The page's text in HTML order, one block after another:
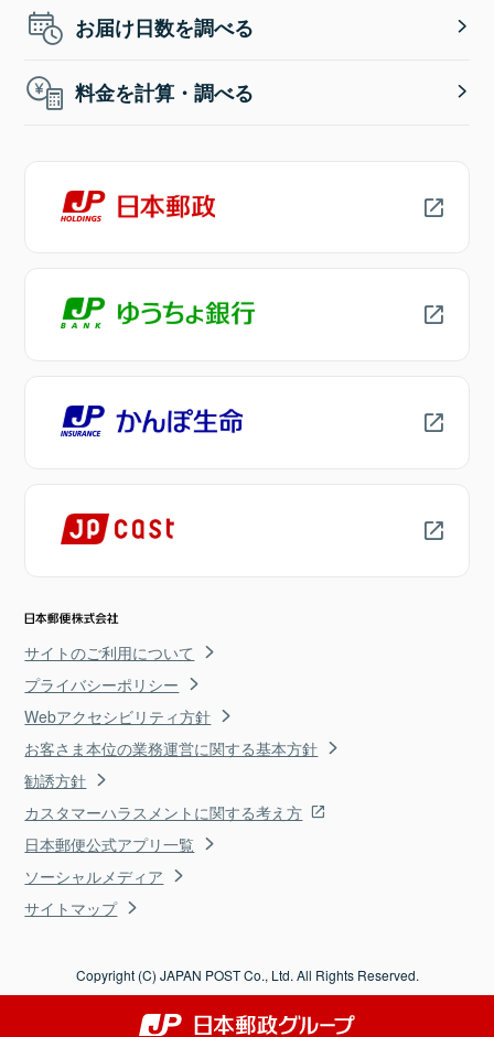
お届け日数を調べる
料金を計算・調べる
サイトのご利用について
プライバシーポリシー
Webアクセシビリティ方針
お客さま本位の業務運営に関する基本方針
勧誘方針
カスタマーハラスメントに関する考え方
日本郵便公式アプリ一覧
ソーシャルメディア
サイトマップ
Copyright (C) JAPAN POST Co., Ltd. All Rights Reserved.